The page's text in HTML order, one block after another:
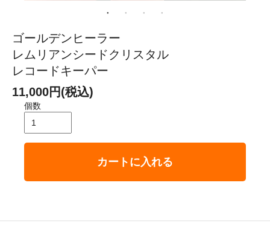
ゴールデンヒーラー
レムリアンシードクリスタル
レコードキーパー
11,000円(税込)
個数
カートに入れる